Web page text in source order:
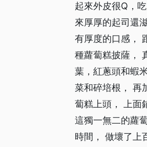
起來外皮很Q，
來厚厚的起司還
有厚度的口感，
種蘿蔔糕披薩，
葉，紅蔥頭和蝦
菜和碎培根， 再
蔔糕上頭， 上面
這獨一無二的蘿
時間， 做壞了上